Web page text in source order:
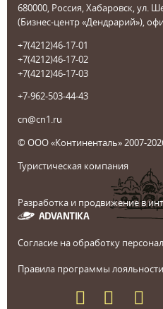
680000, Россия, Хабаровск, ул.
(Бизнес-центр «Дендрарий»),
+7(4212)46-17-01
+7(4212)46-17-02
+7(4212)46-17-03
+7-962-503-44-43
cn@cn1.ru
© ООО «Континенталь» 2007-
Туристическая компания
Разработка и продвижение в
Согласие на обработку
Правила программы